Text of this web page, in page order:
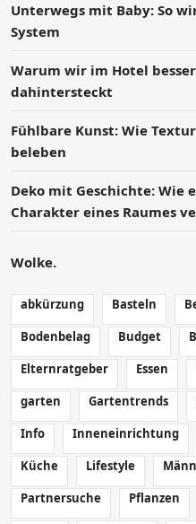
Unterwegs mit Baby: So
System
Warum wir im Hotel
dahintersteckt
Fühlbare Kunst: Wie
beleben
Deko mit Geschichte: Wie
Charakter eines Raumes
Wolke.
abkürzung Basteln
Bodenbelag
Budget
Elternratgeber
Essen
garten
Gartentrends
Info
Inneneinrichtung
Küche
Lifestyle
Partnersuche
Pflanzen